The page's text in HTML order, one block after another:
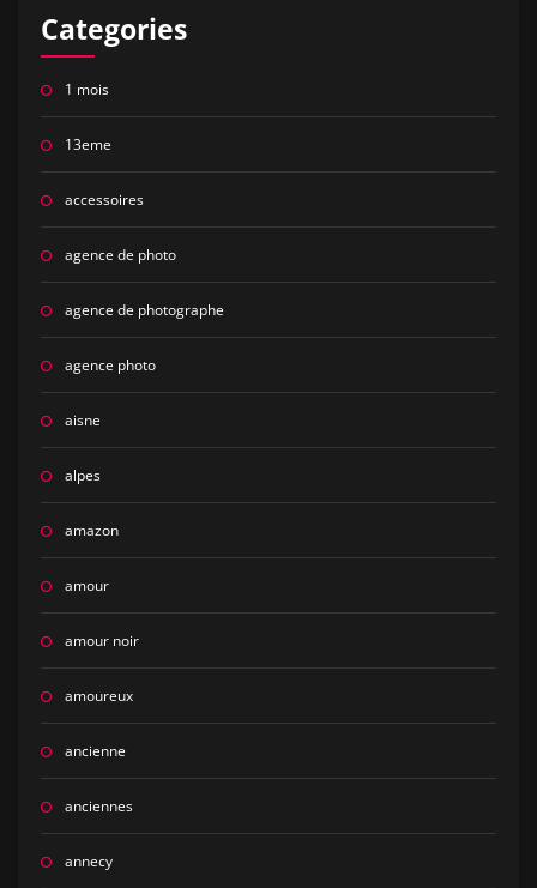
Categories
1 mois
13eme
accessoires
agence de photo
agence de photographe
agence photo
aisne
alpes
amazon
amour
amour noir
amoureux
ancienne
anciennes
annecy